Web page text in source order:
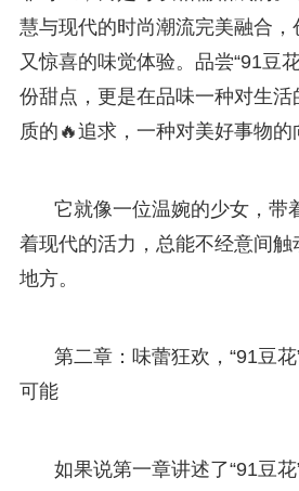
慧与现代的时尚潮流完美融合，
又惊喜的味觉体验。品尝“91豆
份甜点，更是在品味一种对生活
质的🔥追求，一种对美好事物的
它就像一位温婉的少女，带
着现代的活力，总能不经意间触
地方。
第二章：味蕾狂欢，“91豆
可能
如果说第一章讲述了“91豆